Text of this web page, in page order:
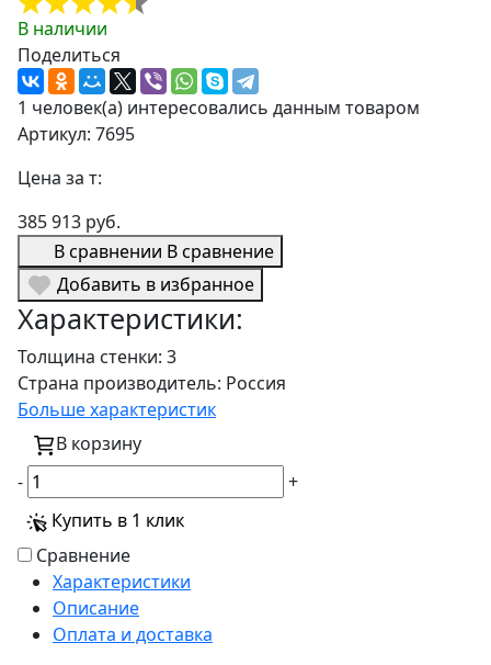
В наличии
Поделиться
1 человек(а) интересовались данным товаром
Артикул: 7695
Цена за т:
385 913 руб.
В сравнении В сравнение
Добавить в избранное
Характеристики:
Толщина стенки: 3
Страна производитель: Россия
Больше характеристик
В корзину
-
+
Купить в 1 клик
Сравнение
Характеристики
Описание
Оплата и доставка